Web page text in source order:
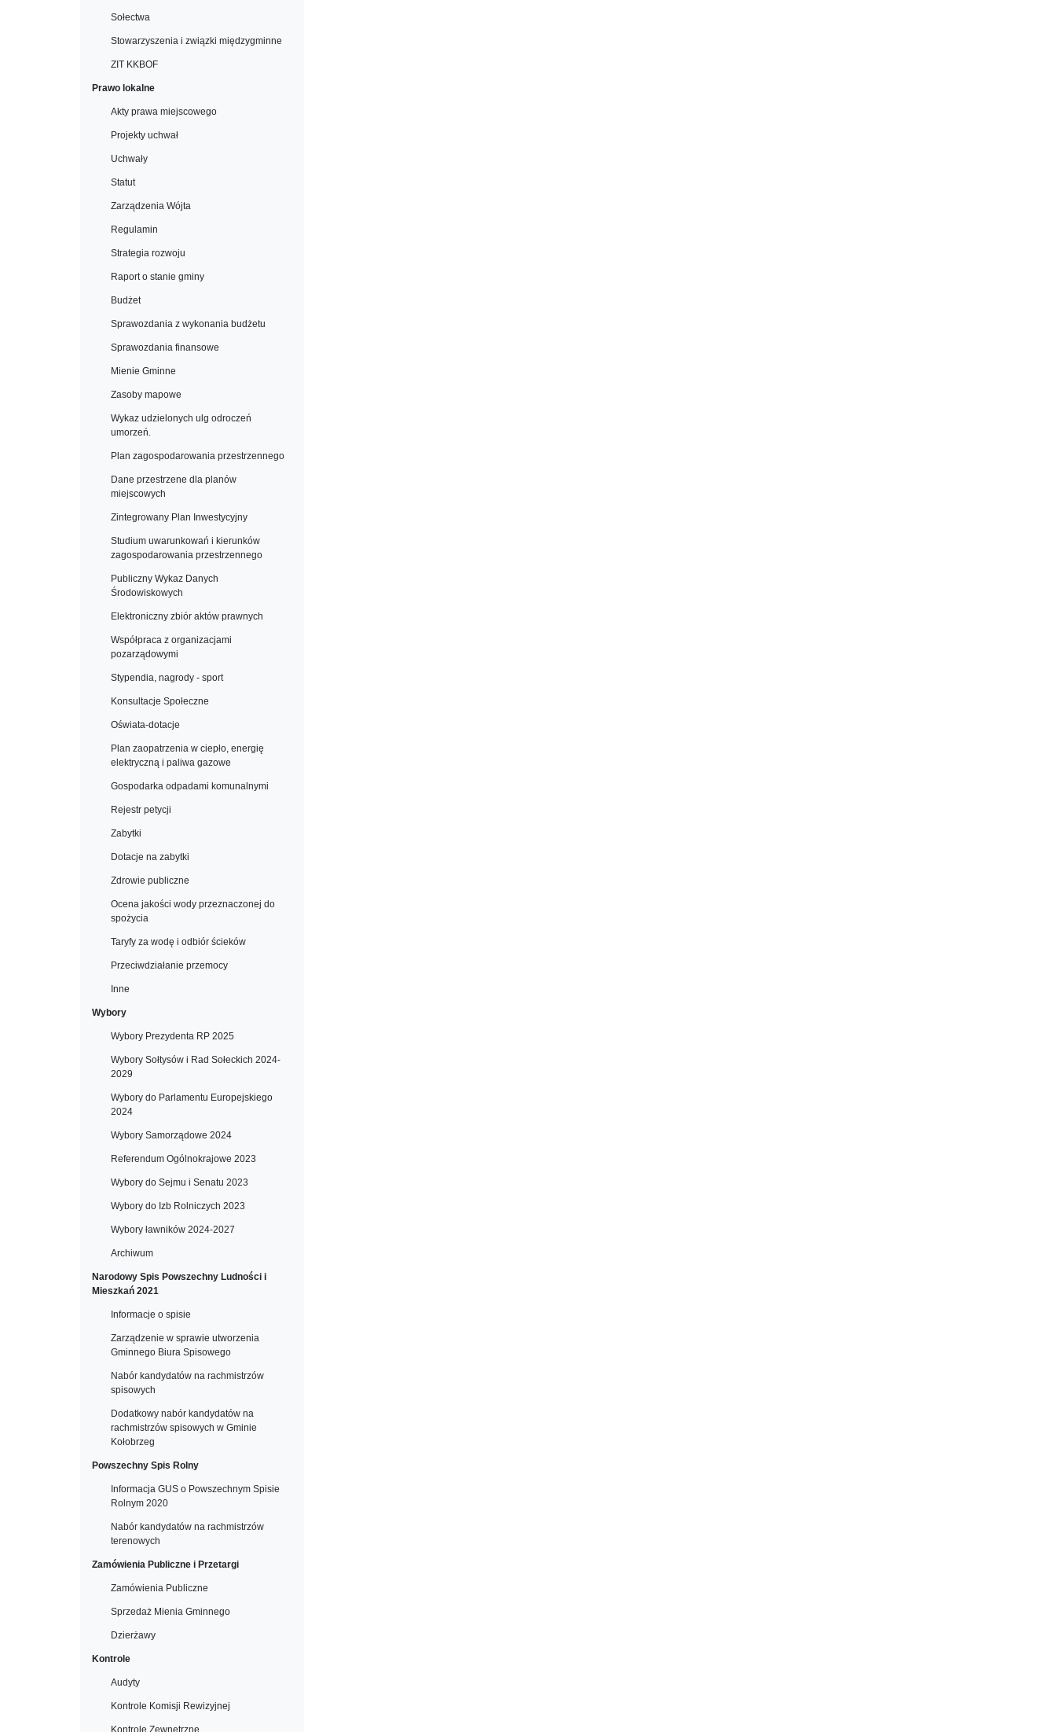
Sołectwa
Stowarzyszenia i związki międzygminne
ZIT KKBOF
Prawo lokalne
Akty prawa miejscowego
Projekty uchwał
Uchwały
Statut
Zarządzenia Wójta
Regulamin
Strategia rozwoju
Raport o stanie gminy
Budżet
Sprawozdania z wykonania budżetu
Sprawozdania finansowe
Mienie Gminne
Zasoby mapowe
Wykaz udzielonych ulg odroczeń
umorzeń.
Plan zagospodarowania przestrzennego
Dane przestrzene dla planów
miejscowych
Zintegrowany Plan Inwestycyjny
Studium uwarunkowań i kierunków
zagospodarowania przestrzennego
Publiczny Wykaz Danych
Środowiskowych
Elektroniczny zbiór aktów prawnych
Współpraca z organizacjami
pozarządowymi
Stypendia, nagrody - sport
Konsultacje Społeczne
Oświata-dotacje
Plan zaopatrzenia w ciepło, energię
elektryczną i paliwa gazowe
Gospodarka odpadami komunalnymi
Rejestr petycji
Zabytki
Dotacje na zabytki
Zdrowie publiczne
Ocena jakości wody przeznaczonej do
spożycia
Taryfy za wodę i odbiór ścieków
Przeciwdziałanie przemocy
Inne
Wybory
Wybory Prezydenta RP 2025
Wybory Sołtysów i Rad Sołeckich 2024-
2029
Wybory do Parlamentu Europejskiego
2024
Wybory Samorządowe 2024
Referendum Ogólnokrajowe 2023
Wybory do Sejmu i Senatu 2023
Wybory do Izb Rolniczych 2023
Wybory ławników 2024-2027
Archiwum
Narodowy Spis Powszechny Ludności i
Mieszkań 2021
Informacje o spisie
Zarządzenie w sprawie utworzenia
Gminnego Biura Spisowego
Nabór kandydatów na rachmistrzów
spisowych
Dodatkowy nabór kandydatów na
rachmistrzów spisowych w Gminie
Kołobrzeg
Powszechny Spis Rolny
Informacja GUS o Powszechnym Spisie
Rolnym 2020
Nabór kandydatów na rachmistrzów
terenowych
Zamówienia Publiczne i Przetargi
Zamówienia Publiczne
Sprzedaż Mienia Gminnego
Dzierżawy
Kontrole
Audyty
Kontrole Komisji Rewizyjnej
Kontrole Zewnętrzne